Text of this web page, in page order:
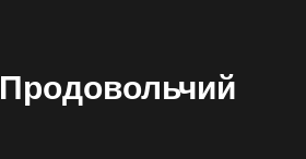
Продовольчий